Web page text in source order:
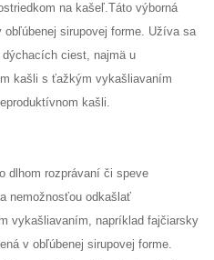
na kašeľ.Táto výborná
obľúbenej sirupovej forme. Užíva sa
ciest, najmä u
kašli s ťažkým vykašliavaním
kašli.
dlhom rozprávaní či speve
nemožnosťou odkašlať
vykašliavaním, napríklad fajčiarsky
v obľúbenej sirupovej forme.